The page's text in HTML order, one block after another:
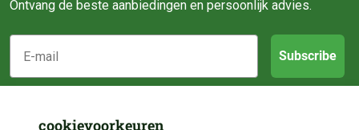
Ontvang de beste aanbiedingen en persoonlijk advies.
E-mail
Subscribe
Klantenservice
cookievoorkeuren